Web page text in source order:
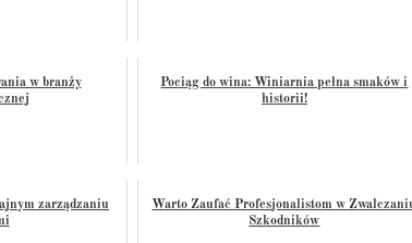
w branży
Pociąg do wina: Winiarnia pełna smaków i
historii!
zarządzaniu
Warto Zaufać Profesjonalistom w
Szkodników